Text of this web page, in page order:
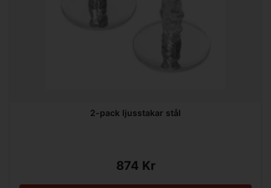
2-pack ljusstakar stål
874 Kr